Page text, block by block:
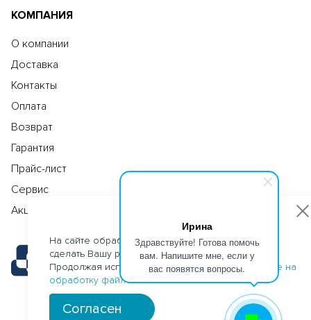
Ирина
Здравствуйте! Готова помочь
вам. Напишите мне, если у
вас появятся вопросы.
КОМПАНИЯ
О компании
Доставка
Контакты
Оплата
Возврат
Гарантия
Прайс-лист
Сервис
Акции
На сайте обрабатываются файлы cookies, чтобы
сделать Вашу работу максимально удобной.
Продолжая использовать сайт, Вы даетесогласие на
обработку файлов cookies.
Согласен